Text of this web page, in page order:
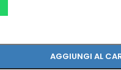
AGGIUNGI AL